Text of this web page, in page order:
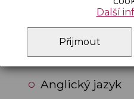
Studijní obory
Konzultační hodiny
Předmětové
Anglický jazyk
Další
Přijmout